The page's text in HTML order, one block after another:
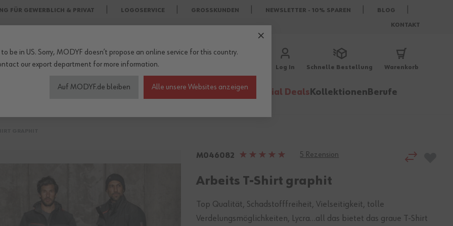
FÜR GEWERBLICH & PRIVAT LOGOSERVICE GROSSKUNDEN NEWSLETTER - 10% SPAREN BLOG
KONTAKT
Log In Schnelle Bestellung Warenkorb
Wetterschutzkleidung Arbeitsschutz Zubehör Special Deals Kollektionen Berufe
M046082
Bewertung:
5 Rezension
Arbeits T-Shirt graphit
Top Qualität, Schadstofffreiheit, Vielseitigkeit, tolle
Verdelungsmöglichkeiten, Lycra…all das bietet das graue T-Shirt
to be in US. Sorry, MODYF doesn’t propose an online service for this country.
our export department for more information.
Auf MODYF.de bleiben Alle unsere Websites anzeigen